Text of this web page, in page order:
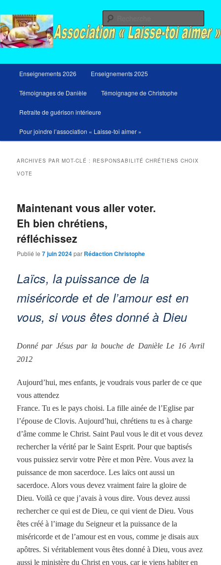
au
contenu
principal
au
contenu
secondaire
principal
Enseignements 2026 Enseignements 2025
Témoignages de Danièle Témoignagne de Christophe
Retraite de guérison intérieure
Pour joindre l’association « Laisse-toi aimer »
ARCHIVES PAR MOT-CLÉ : RESPONSABILITÉ CHRÉTIENS CHOIX
VOTE
Maintenant vous aller voter.
Eh bien chrétiens,
réfléchissez
Publié le7 juin 2024par Rédaction Christophe
Laïcs, la puissance de la
miséricorde et de l’amour est en
vous, si vous êtes donné à Dieu
Donné par Jésus par la bouche de Danièle Le 16 Avril
2012
Aujourd’hui, mes enfants, je voudrais vous parler de ce que
vous attendez
France. Tu es le pays choisi. La fille ainée de l’Eglise par
l’épouse de Clovis. Aujourd’hui, chrétiens tu es à charge
d’âme comme le Christ. Saint Paul vous le dit et vous devez
rechercher la vérité par le Saint Esprit. Pour que baptisés
vous puissiez servir votre Père et mon Père. Vous avez la
puissance de mon sacerdoce. Les laïcs ont aussi un
sacerdoce. Alors vous devez vraiment faire la gloire de
Dieu. Voilà ce que j’avais à vous dire. Vous devez aussi
rechercher ce qui est de Dieu, ce qui vient de Dieu. Vous
êtes créé à l’image du Seigneur et la puissance de la
miséricorde et de l’amour est en vous, comme je disais aux
apôtres. Si véritablement vous êtes donné à Dieu, vous avez
aussi le ministère du Christ en vous, car je viens habiter en